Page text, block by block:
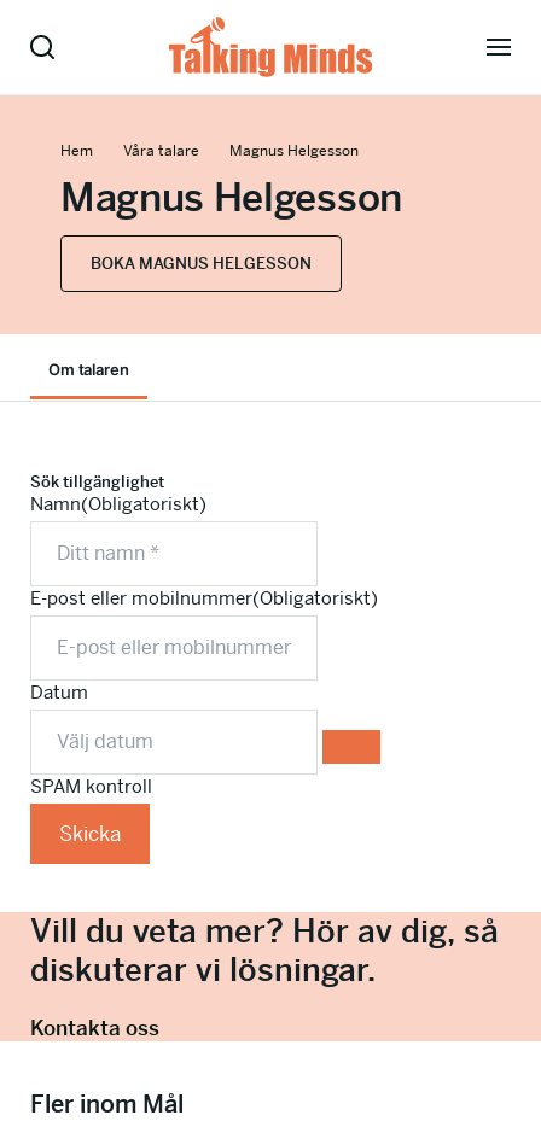
Tjänster
Evenemang
Nyheter
Hem Våra talare Magnus Helgesson
Magnus Helgesson
BOKA MAGNUS HELGESSON
Om talaren
Sök tillgänglighet
Namn(Obligatoriskt)
E-post eller mobilnummer(Obligatoriskt)
Datum
SPAM kontroll
Skicka
Vill du veta mer? Hör av dig, så
diskuterar vi lösningar.
Kontakta oss
Fler inom Mål